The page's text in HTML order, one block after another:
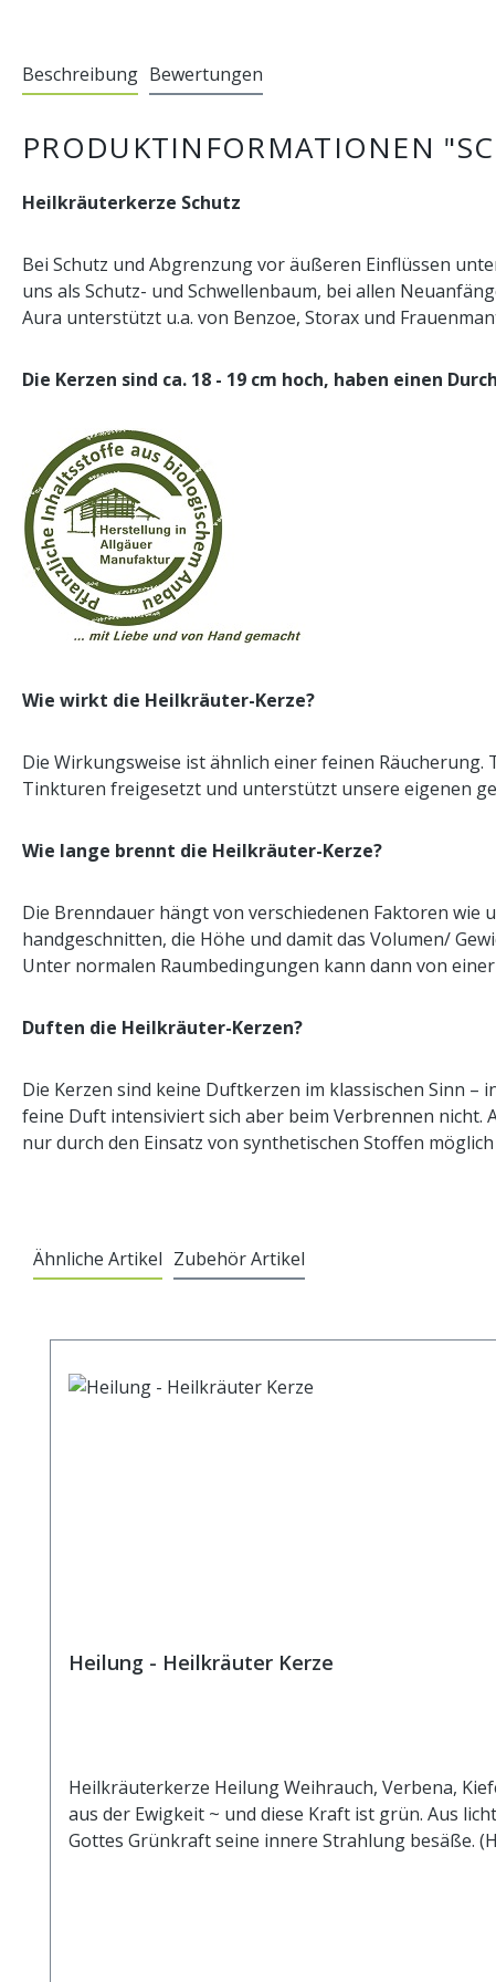
Beschreibung Bewertungen
PRODUKTINFORMATIONEN
Heilkräuterkerze Schutz
Bei Schutz und Abgrenzung vor äußeren Einflüssen
uns als Schutz- und Schwellenbaum, bei allen
Aura unterstützt u.a. von Benzoe, Storax und
Die Kerzen sind ca. 18 - 19 cm hoch, haben einen
Wie wirkt die Heilkräuter-Kerze?
Die Wirkungsweise ist ähnlich einer feinen
Tinkturen freigesetzt und unterstützt unsere eigenen
Wie lange brennt die Heilkräuter-Kerze?
Die Brenndauer hängt von verschiedenen Faktoren
handgeschnitten, die Höhe und damit das Volumen/
Unter normalen Raumbedingungen kann dann von
Duften die Heilkräuter-Kerzen?
Die Kerzen sind keine Duftkerzen im klassischen Sinn –
feine Duft intensiviert sich aber beim Verbrennen nicht.
nur durch den Einsatz von synthetischen Stoffen
Ähnliche Artikel Zubehör Artikel
Heilung - Heilkräuter Kerze
Heilkräuterkerze Heilung Weihrauch, Verbena,
aus der Ewigkeit ~ und diese Kraft ist grün. Aus
Gottes Grünkraft seine innere Strahlung besäße.